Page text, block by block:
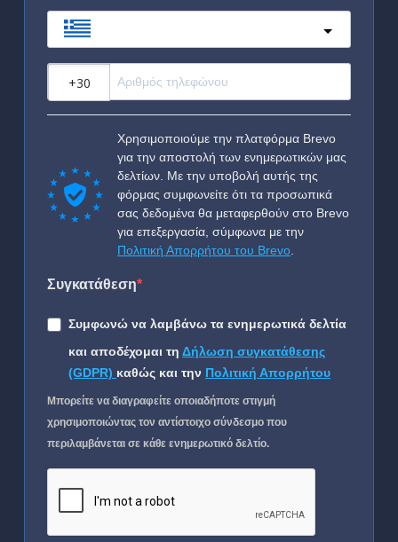
Χρησιμοποιούμε την πλατφόρμα Brevo
για την αποστολή των ενημερωτικών μας
δελτίων. Με την υποβολή αυτής της
φόρμας συμφωνείτε ότι τα προσωπικά
σας δεδομένα θα μεταφερθούν στο Brevo
για επεξεργασία, σύμφωνα με την
Πολιτική Απορρήτου του Brevo
Συγκατάθεση
Συμφωνώ να λαμβάνω τα ενημερωτικά δελτία
και αποδέχομαι τη Δήλωση συγκατάθεσης
(GDPR) καθώς και την Πολιτική Απορρήτου
Μπορείτε να διαγραφείτε οποιαδήποτε στιγμή
χρησιμοποιώντας τον αντίστοιχο σύνδεσμο που
περιλαμβάνεται σε κάθε ενημερωτικό δελτίο.